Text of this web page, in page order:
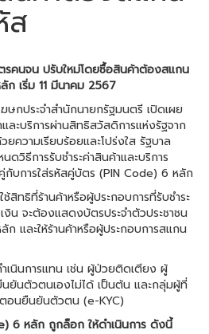
ส
คนจน ปรับใหม่โดยซื้อสินค้าต้องสแกน
ก เริ่ม 11 มีนาคม 2567
กประจำสำนักนายกรัฐมนตรี เปิดเผย
และบริการผ่านสิทธิสวัสดิการแห่งรัฐจาก
ความเรียบร้อยและโปร่งใส รัฐบาล
ดวิธีการรับชำระค่าสินค้าและบริการ
กับการใส่รหัสคู่บัตร (PIN Code) 6 หลัก
สิทธิที่ร้านค้าหรือผู้ประกอบการที่รับชำระ
น จะต้องแสดงบัตรประจำตัวประชาชน
และให้ร้านค้าหรือผู้ประกอบการสแกน
เนินการแทน เช่น ผู้ป่วยติดเตียง ผู้
ยันตัวตนเองไม่ได้ เป็นต้น และกลุ่มผู้ที่
อนยืนยันตัวตน (e-KYC)
6 หลัก ถูกล็อก ให้ดำเนินการ ดังนี้